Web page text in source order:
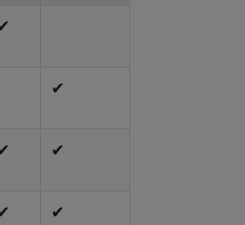
✔
✔
✔